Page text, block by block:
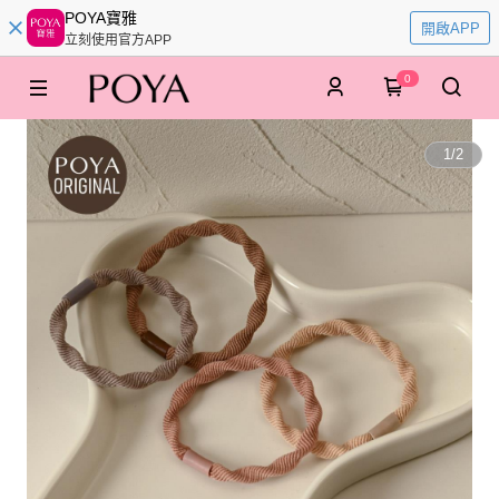
POYA寶雅
立刻使用官方APP
開啟APP
0
1/2